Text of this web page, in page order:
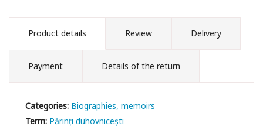
Product details Review Delivery
Payment Details of the return
Categories: Biographies, memoirs
Term: Părinți duhovnicești